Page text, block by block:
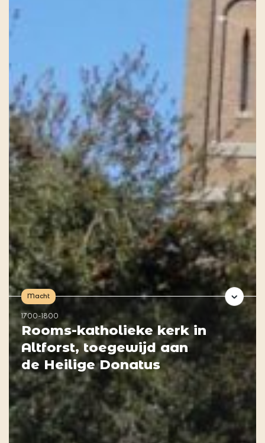
Macht
1700-1800
Rooms-katholieke kerk in
Altforst, toegewijd aan
de Heilige Donatus